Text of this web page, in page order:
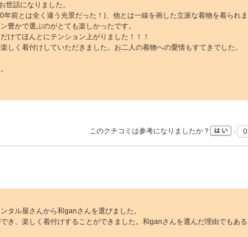
世話になりました。
前とは全く違う光景だった！)、他とは一線を画した立派な着物を着られま
豊かで選ぶのがとても楽しかったです。
けてほんとにテンション上がりました！！！
しく着付けしていただきました。お二人の着物への愛情もすてきでした。
このクチコミは参考になりましたか？ 0
タル屋さんから和ganさんを選びました。
き、楽しく着付けすることができました。和ganさんを選んだ理由でもある